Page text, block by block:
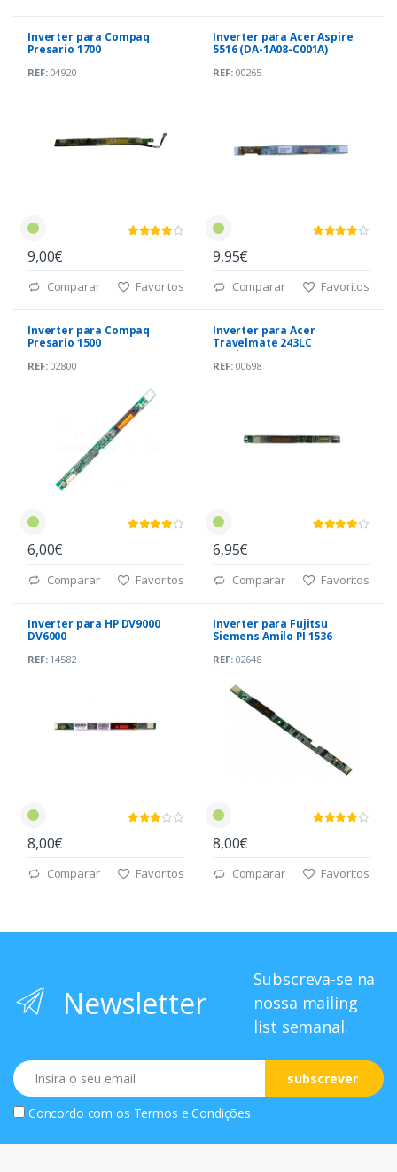
Inverter para Compaq
Presario 1700
REF:04920
9,00€
Comparar Favoritos
Inverter para Acer Aspire
5516 (DA-1A08-C001A)
REF:00265
9,95€
Comparar Favoritos
Inverter para Compaq
Presario 1500
REF:02800
6,00€
Comparar Favoritos
Inverter para Acer
Travelmate 243LC
(T62l194.06)
REF:00698
6,95€
Comparar Favoritos
Inverter para HP DV9000
DV6000
REF:14582
8,00€
Comparar Favoritos
Inverter para Fujitsu
Siemens Amilo PI 1536
REF:02648
8,00€
Comparar Favoritos
Newsletter
Subscreva-se na
nossa mailing
list semanal.
Email
subscrever
Concordo com os Termos e Condições